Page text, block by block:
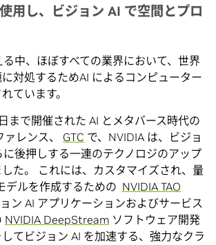
用し、ビジョン AI で空間とプロ
中、ほぼすべての業界において、世界
対処するためAI によるコンピューター
ています。
まで開催された AI とメタバース時代の
レンス、 GTC で、NVIDIA は、ビジョ
に後押しする一連のテクノロジのアップ
た。 これには、カスタマイズされ、量
デルを作成するための NVIDIA TAO
ン AI アプリケーションおよびサービス
NVIDIA DeepStream ソフトウェア開発
てビジョン AI を加速する、強力なクラ